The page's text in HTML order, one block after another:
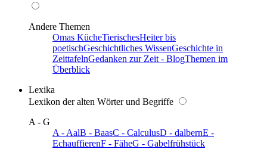
Andere Themen
Omas KücheTierischesHeiter bis
poetischGeschichtliches WissenGeschichte in
ZeittafelnGedanken zur Zeit - BlogThemen im
Überblick
Lexika
Lexikon der alten Wörter und Begriffe
A - G
A - AalB - BaasC - CalculusD - dalbernE -
EchauffierenF - FäheG - Gabelfrühstück